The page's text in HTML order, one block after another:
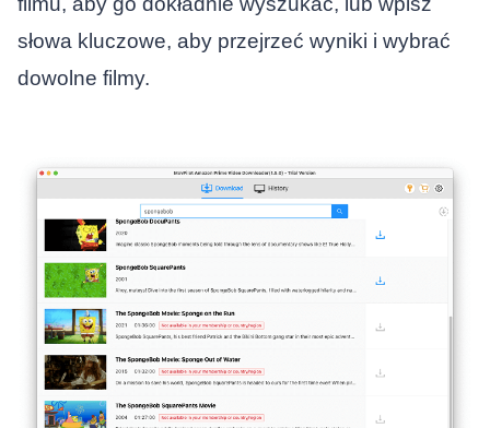
słowa kluczowe, aby przejrzeć wyniki i wybrać
dowolne filmy.